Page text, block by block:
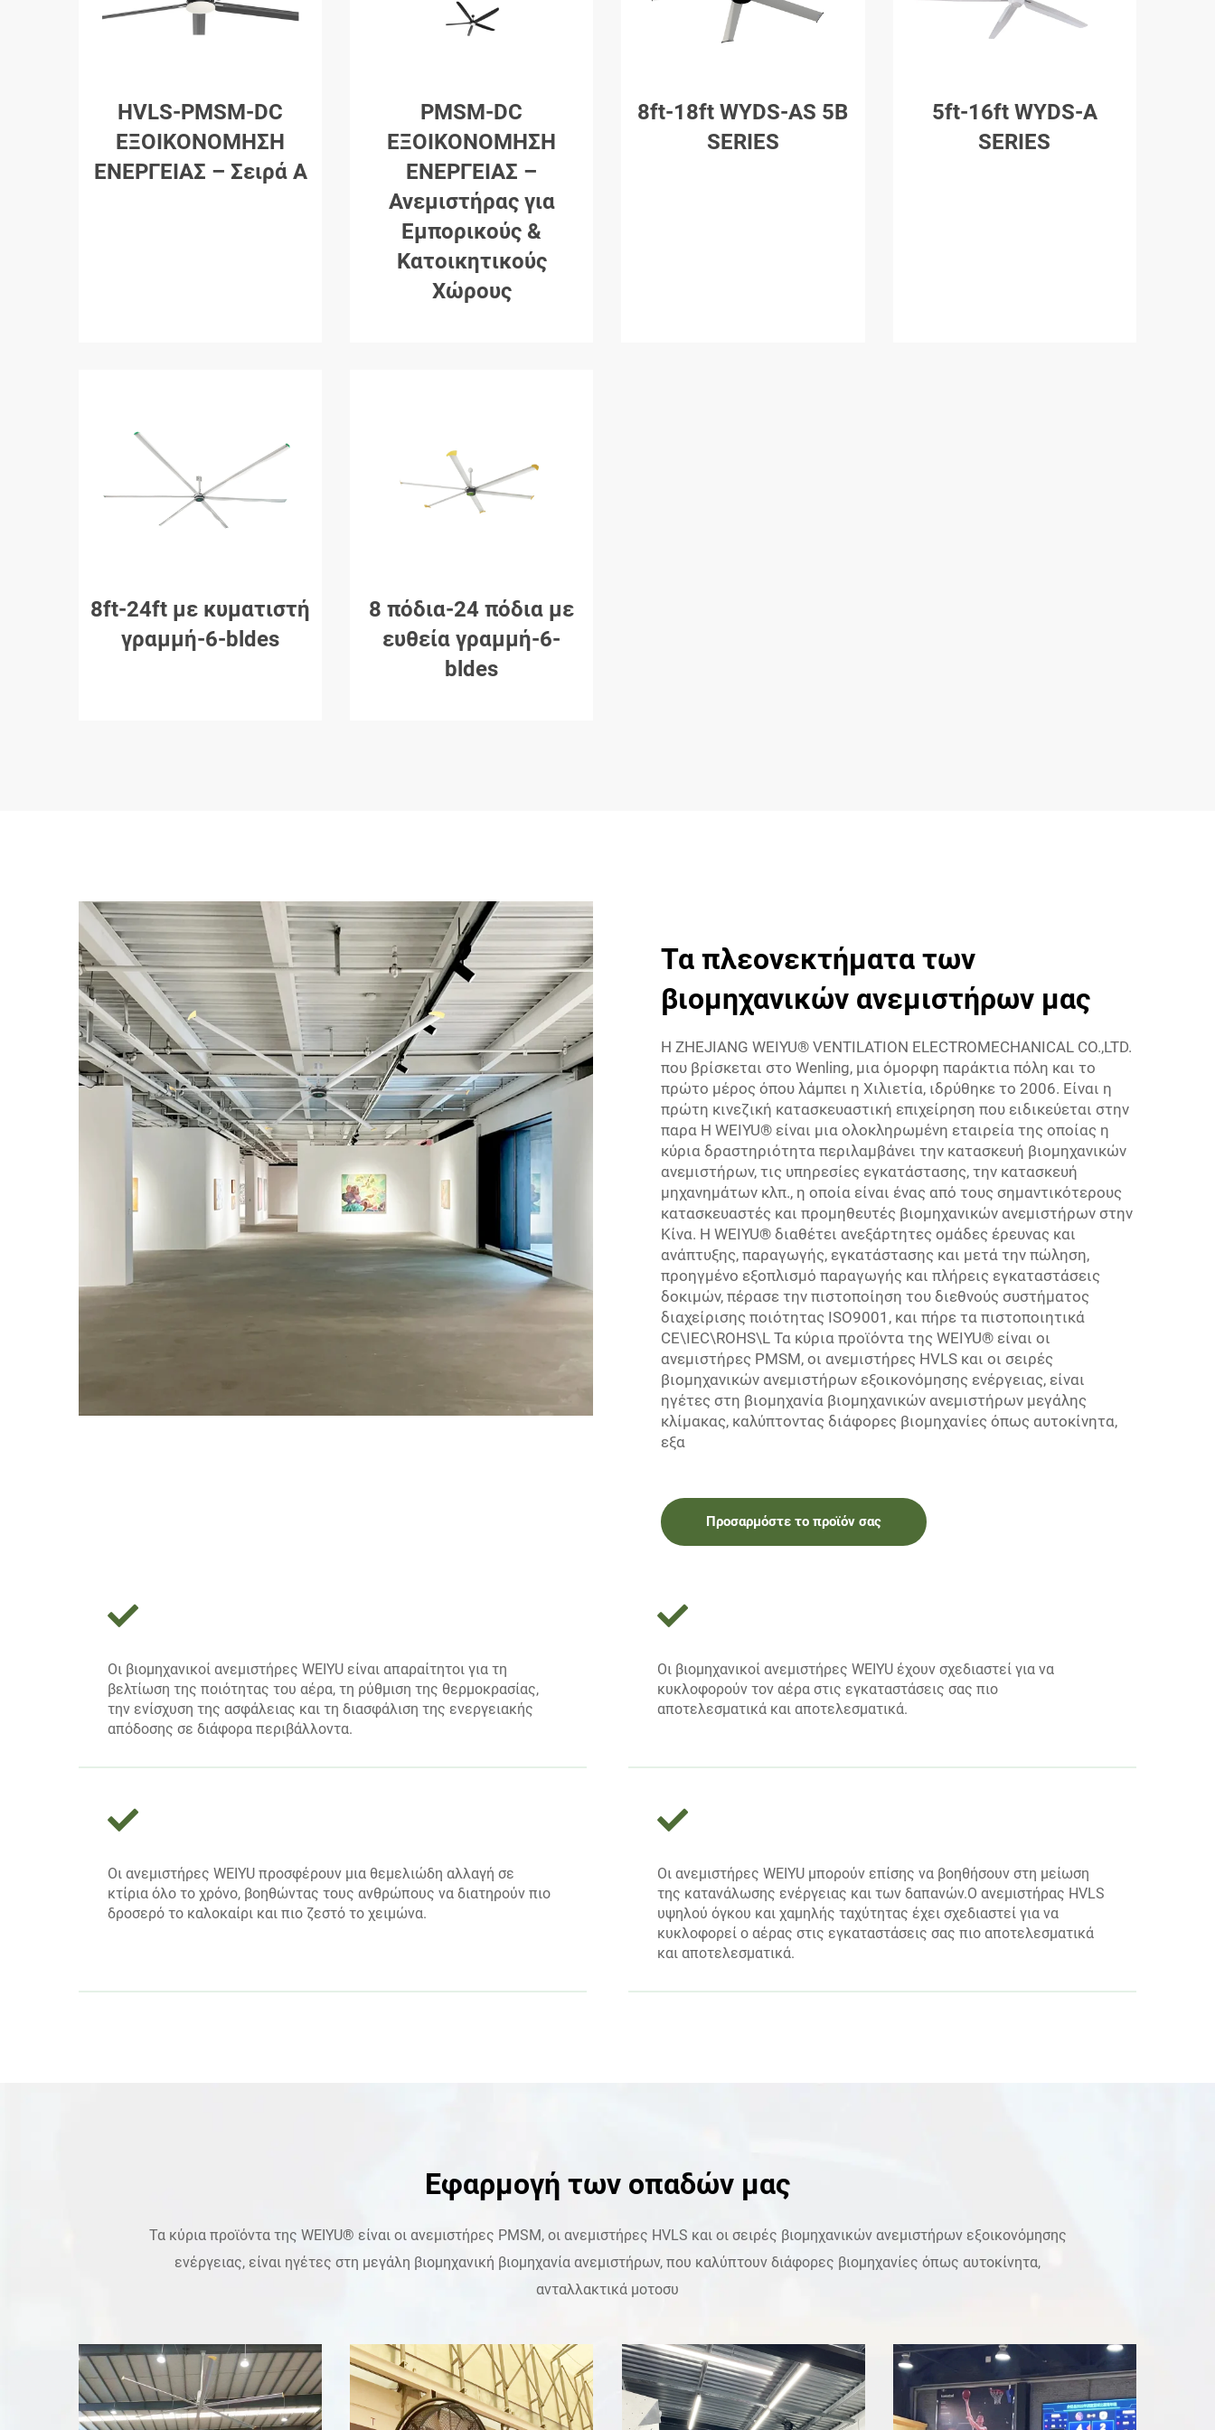
HVLS-PMSM-DC
ΕΞΟΙΚΟΝΟΜΗΣΗ
ΕΝΕΡΓΕΙΑΣ – Σειρά A
PMSM-DC
ΕΞΟΙΚΟΝΟΜΗΣΗ
ΕΝΕΡΓΕΙΑΣ –
Ανεμιστήρας για
Εμπορικούς &
Κατοικητικούς
Χώρους
8ft-18ft WYDS-AS 5B
SERIES
5ft-16ft WYDS-A
SERIES
8ft-24ft με κυματιστή
γραμμή-6-bldes
8 πόδια-24 πόδια με
ευθεία γραμμή-6-
bldes
Τα πλεονεκτήματα των
βιομηχανικών ανεμιστήρων μας
Η ZHEJIANG WEIYU® VENTILATION ELECTROMECHANICAL CO.,LTD.
που βρίσκεται στο Wenling, μια όμορφη παράκτια πόλη και το
πρώτο μέρος όπου λάμπει η Χιλιετία, ιδρύθηκε το 2006. Είναι η
πρώτη κινεζική κατασκευαστική επιχείρηση που ειδικεύεται στην
παρα Η WEIYU® είναι μια ολοκληρωμένη εταιρεία της οποίας η
κύρια δραστηριότητα περιλαμβάνει την κατασκευή βιομηχανικών
ανεμιστήρων, τις υπηρεσίες εγκατάστασης, την κατασκευή
μηχανημάτων κλπ., η οποία είναι ένας από τους σημαντικότερους
κατασκευαστές και προμηθευτές βιομηχανικών ανεμιστήρων στην
Κίνα. Η WEIYU® διαθέτει ανεξάρτητες ομάδες έρευνας και
ανάπτυξης, παραγωγής, εγκατάστασης και μετά την πώληση,
προηγμένο εξοπλισμό παραγωγής και πλήρεις εγκαταστάσεις
δοκιμών, πέρασε την πιστοποίηση του διεθνούς συστήματος
διαχείρισης ποιότητας ISO9001, και πήρε τα πιστοποιητικά
CE\IEC\ROHS\L Τα κύρια προϊόντα της WEIYU® είναι οι
ανεμιστήρες PMSM, οι ανεμιστήρες HVLS και οι σειρές
βιομηχανικών ανεμιστήρων εξοικονόμησης ενέργειας, είναι
ηγέτες στη βιομηχανία βιομηχανικών ανεμιστήρων μεγάλης
κλίμακας, καλύπτοντας διάφορες βιομηχανίες όπως αυτοκίνητα,
εξα
Προσαρμόστε το προϊόν σας
Οι βιομηχανικοί ανεμιστήρες WEIYU είναι απαραίτητοι για τη
βελτίωση της ποιότητας του αέρα, τη ρύθμιση της θερμοκρασίας,
την ενίσχυση της ασφάλειας και τη διασφάλιση της ενεργειακής
απόδοσης σε διάφορα περιβάλλοντα.
Οι βιομηχανικοί ανεμιστήρες WEIYU έχουν σχεδιαστεί για να
κυκλοφορούν τον αέρα στις εγκαταστάσεις σας πιο
αποτελεσματικά και αποτελεσματικά.
Οι ανεμιστήρες WEIYU προσφέρουν μια θεμελιώδη αλλαγή σε
κτίρια όλο το χρόνο, βοηθώντας τους ανθρώπους να διατηρούν πιο
δροσερό το καλοκαίρι και πιο ζεστό το χειμώνα.
Οι ανεμιστήρες WEIYU μπορούν επίσης να βοηθήσουν στη μείωση
της κατανάλωσης ενέργειας και των δαπανών.Ο ανεμιστήρας HVLS
υψηλού όγκου και χαμηλής ταχύτητας έχει σχεδιαστεί για να
κυκλοφορεί ο αέρας στις εγκαταστάσεις σας πιο αποτελεσματικά
και αποτελεσματικά.
Εφαρμογή των οπαδών μας
Τα κύρια προϊόντα της WEIYU® είναι οι ανεμιστήρες PMSM, οι ανεμιστήρες HVLS και οι σειρές βιομηχανικών ανεμιστήρων εξοικονόμησης
ενέργειας, είναι ηγέτες στη μεγάλη βιομηχανική βιομηχανία ανεμιστήρων, που καλύπτουν διάφορες βιομηχανίες όπως αυτοκίνητα,
ανταλλακτικά μοτοσυ